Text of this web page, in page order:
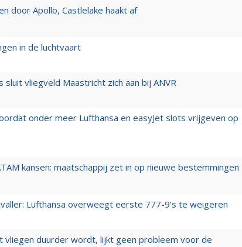
door Apollo, Castlelake haakt af
in de luchtvaart
vliegveld Maastricht zich aan bij ANVR
onder meer Lufthansa en easyJet slots vrijgeven op
kansen: maatschappij zet in op nieuwe bestemmingen
Lufthansa overweegt eerste 777-9’s te weigeren
vliegen duurder wordt, lijkt geen probleem voor de